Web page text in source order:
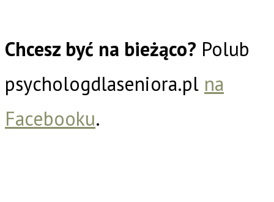
Chcesz być na bieżąco? Polub
psychologdlaseniora.pl na
Facebooku.